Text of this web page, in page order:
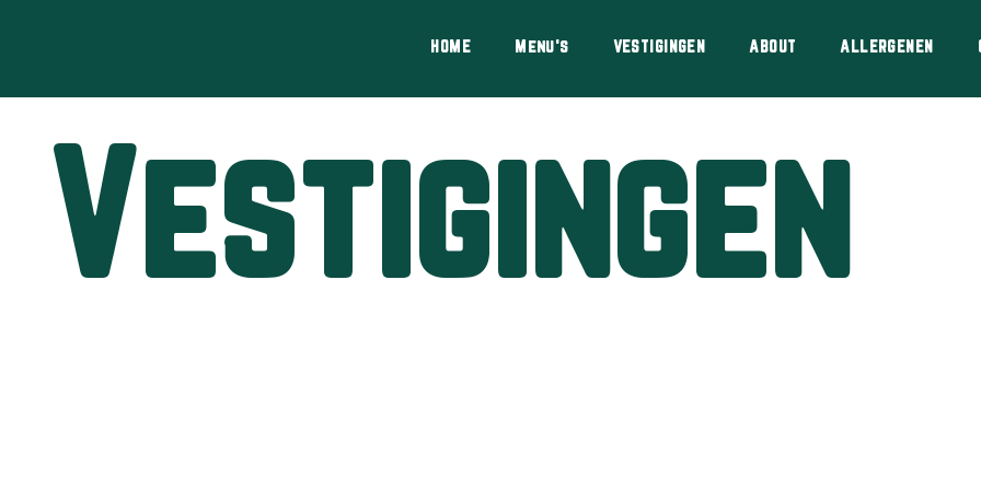
HOME Menu's VESTIGINGEN ABOUT ALLERGENEN
Vestigingen